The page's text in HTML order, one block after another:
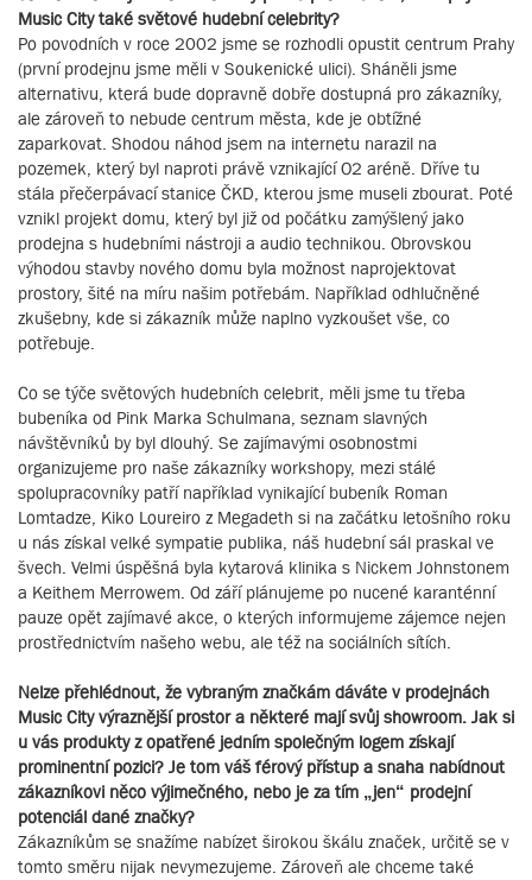
Music City také světové hudební celebrity?
Po povodních v roce 2002 jsme se rozhodli opustit centrum Prahy
(první prodejnu jsme měli v Soukenické ulici). Sháněli jsme
alternativu, která bude dopravně dobře dostupná pro zákazníky,
ale zároveň to nebude centrum města, kde je obtížné
zaparkovat. Shodou náhod jsem na internetu narazil na
pozemek, který byl naproti právě vznikající O2 aréně. Dříve tu
stála přečerpávací stanice ČKD, kterou jsme museli zbourat. Poté
vznikl projekt domu, který byl již od počátku zamýšlený jako
prodejna s hudebními nástroji a audio technikou. Obrovskou
výhodou stavby nového domu byla možnost naprojektovat
prostory, šité na míru našim potřebám. Například odhlučněné
zkušebny, kde si zákazník může naplno vyzkoušet vše, co
potřebuje.
Co se týče světových hudebních celebrit, měli jsme tu třeba
bubeníka od Pink Marka Schulmana, seznam slavných
návštěvníků by byl dlouhý. Se zajímavými osobnostmi
organizujeme pro naše zákazníky workshopy, mezi stálé
spolupracovníky patří například vynikající bubeník Roman
Lomtadze, Kiko Loureiro z Megadeth si na začátku letošního roku
u nás získal velké sympatie publika, náš hudební sál praskal ve
švech. Velmi úspěšná byla kytarová klinika s Nickem Johnstonem
a Keithem Merrowem. Od září plánujeme po nucené karanténní
pauze opět zajímavé akce, o kterých informujeme zájemce nejen
prostřednictvím našeho webu, ale též na sociálních sítích.
Nelze přehlédnout, že vybraným značkám dáváte v prodejnách
Music City výraznější prostor a některé mají svůj showroom. Jak si
u vás produkty z opatřené jedním společným logem získají
prominentní pozici? Je tom váš férový přístup a snaha nabídnout
zákazníkovi něco výjimečného, nebo je za tím „jen“ prodejní
potenciál dané značky?
Zákazníkům se snažíme nabízet širokou škálu značek, určitě se v
tomto směru nijak nevymezujeme. Zároveň ale chceme také